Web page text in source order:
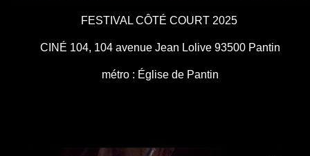
FESTIVAL CÔTÉ COURT 2025
CINÉ 104, 104 avenue Jean Lolive 93500 Pantin
métro : Église de Pantin